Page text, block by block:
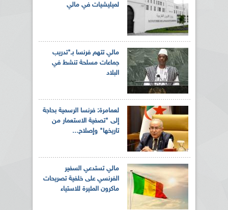
لميليشيات في مالي
مالي تتهم فرنسا بـ"تدريب
جماعات مسلحة تنشط في
البلاد
لعمامرة: فرنسا الرسمية بحاجة
إلى "تصفية الاستعمار من
تاريخها" وإصلاح...
مالي تستدعي السفير
الفرنسي على خلفية تصريحات
ماكرون المثيرة للاستياء